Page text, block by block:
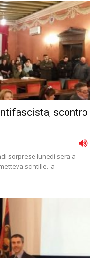
scontro
sorprese lunedì sera a
scintille. la